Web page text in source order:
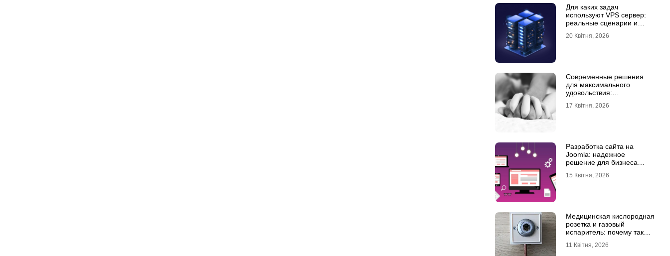
Для каких задач
используют VPS сервер:
реальные сценарии и
20 Квітня, 2026
Современные решения
для максимального
удовольствия:
и Womanizer для женщин
17 Квітня, 2026
Разработка сайта на
Joomla: надежное
решение для бизнеса
15 Квітня, 2026
Медицинская кислородная
розетка и газовый
испаритель: почему так
качественное
11 Квітня, 2026